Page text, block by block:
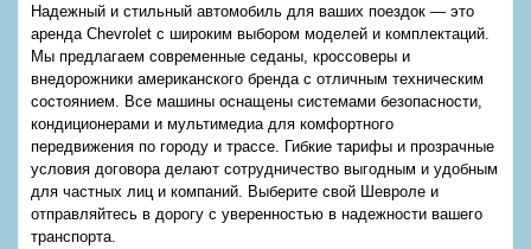
Надежный и стильный автомобиль для ваших поездок — это
аренда Chevrolet с широким выбором моделей и комплектаций.
Мы предлагаем современные седаны, кроссоверы и
внедорожники американского бренда с отличным техническим
состоянием. Все машины оснащены системами безопасности,
кондиционерами и мультимедиа для комфортного
передвижения по городу и трассе. Гибкие тарифы и прозрачные
условия договора делают сотрудничество выгодным и удобным
для частных лиц и компаний. Выберите свой Шевроле и
отправляйтесь в дорогу с уверенностью в надежности вашего
транспорта.